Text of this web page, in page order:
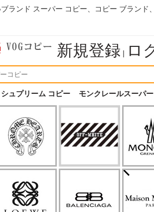
ランド スーパー コピー、コピー ブランド
新規登録 | ロ
シュプリーム コピー モンクレールスーパ